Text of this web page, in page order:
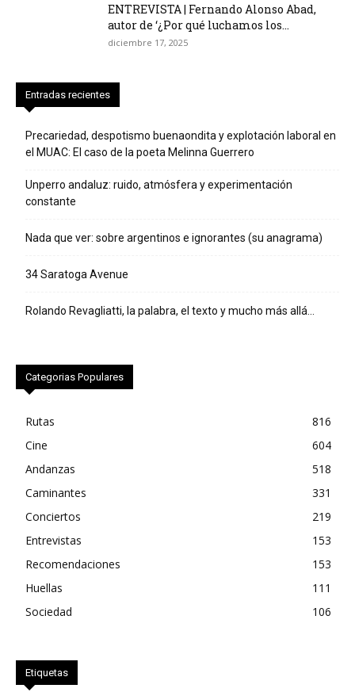
ENTREVISTA | Fernando Alonso Abad,
autor de ‘¿Por qué luchamos los...
diciembre 17, 2025
Entradas recientes
Precariedad, despotismo buenaondita y explotación laboral en
el MUAC: El caso de la poeta Melinna Guerrero
Unperro andaluz: ruido, atmósfera y experimentación
constante
Nada que ver: sobre argentinos e ignorantes (su anagrama)
34 Saratoga Avenue
Rolando Revagliatti, la palabra, el texto y mucho más allá…
Categorias Populares
Rutas
816
Cine
604
Andanzas
518
Caminantes
331
Conciertos
219
Entrevistas
153
Recomendaciones
153
Huellas
111
Sociedad
106
Etiquetas